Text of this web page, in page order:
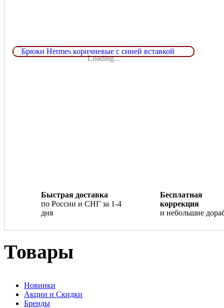
Loading...
Быстрая доставка
по России и СНГ за 1-4
дня
Бесплатная
коррекция
и небольшие
Товары
Новинки
Акции и Скидки
Бренды